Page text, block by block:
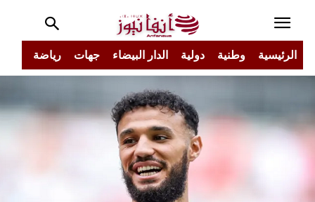
الرئيسية وطنية دولية الدار البيضاء جهات رياضة